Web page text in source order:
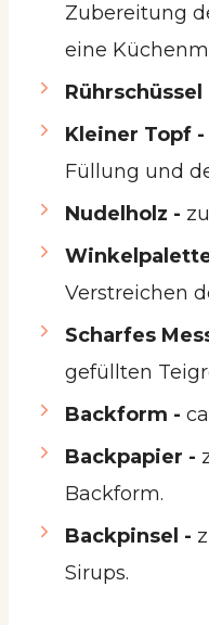
Zubereitung
eine
Rührschüssel
Kleiner Topf -
Füllung und
Nudelholz -
Verstreichen
Scharfes
gefüllten
Backform -
Backpapier -
Backform.
Backpinsel -
Sirups.